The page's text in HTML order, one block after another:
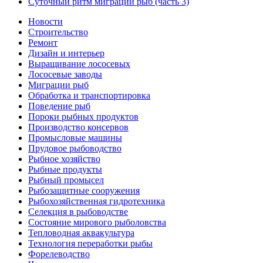
Новости
Строительство
Ремонт
Дизайн и интерьер
Выращивание лососевых
Лососевые заводы
Миграции рыб
Обработка и транспортировка
Поведение рыб
Пороки рыбных продуктов
Производство консервов
Промысловые машины
Прудовое рыбоводство
Рыбное хозяйство
Рыбные продукты
Рыбный промысел
Рыбозащитные сооружения
Рыбохозяйственная гидротехника
Селекция в рыбоводстве
Состояние мирового рыболовства
Тепловодная аквакультура
Технология переработки рыбы
Форелеводство